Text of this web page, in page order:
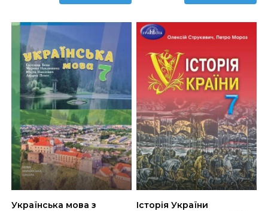
Українська мова з
Історія України